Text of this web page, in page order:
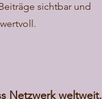
sichtbar und
wertvoll.
Netzwerk weltweit.